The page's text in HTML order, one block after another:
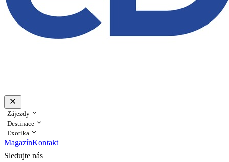
Zájezdy
Destinace
Exotika
MagazínKontakt
Sledujte nás